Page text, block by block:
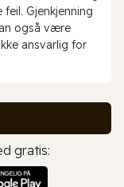
Gjenkjenning
også være
ansvarlig for
gratis: